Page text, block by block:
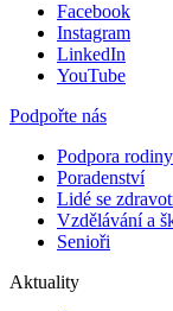
Facebook
Instagram
LinkedIn
YouTube
Podpořte nás
Podpora
Poradenství
Lidé se
Vzdělávání a
Senioři
Aktuality